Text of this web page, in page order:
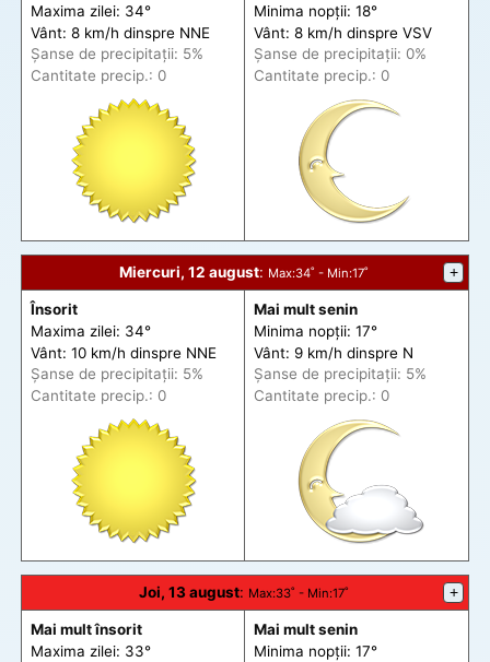
Maxima zilei: 34°
Vânt: 8 km/h dinspre NNE
Șanse de precipitații: 5%
Cantitate precip.: 0
Minima nopții: 18°
Vânt: 8 km/h dinspre VSV
Șanse de precipitații: 0%
Cantitate precip.: 0
Miercuri, 12 august: Max:34˚ - Min:17˚ +
Însorit
Maxima zilei: 34°
Vânt: 10 km/h dinspre NNE
Șanse de precipitații: 5%
Cantitate precip.: 0
Mai mult senin
Minima nopții: 17°
Vânt: 9 km/h dinspre N
Șanse de precipitații: 5%
Cantitate precip.: 0
Joi, 13 august: Max:33˚ - Min:17˚ +
Mai mult însorit
Maxima zilei: 33°
Mai mult senin
Minima nopții: 17°